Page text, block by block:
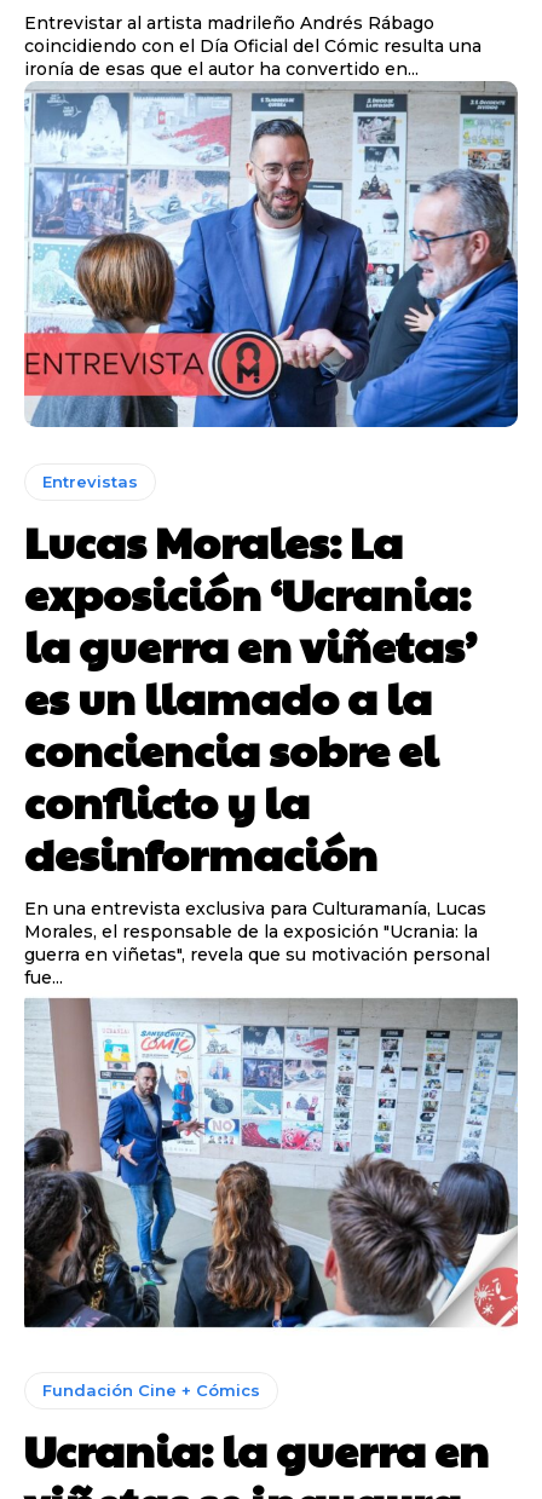
Entrevistar al artista madrileño Andrés Rábago
coincidiendo con el Día Oficial del Cómic resulta una
ironía de esas que el autor ha convertido en...
Entrevistas
Lucas Morales: La
exposición ‘Ucrania:
la guerra en viñetas’
es un llamado a la
conciencia sobre el
conflicto y la
desinformación
En una entrevista exclusiva para Culturamanía, Lucas
Morales, el responsable de la exposición "Ucrania: la
guerra en viñetas", revela que su motivación personal
fue...
Fundación Cine + Cómics
Ucrania: la guerra en